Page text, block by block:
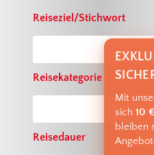
Reiseziel/Stichwort
Reisekategorie
Reisedauer
Mit
sich 10
bleiben